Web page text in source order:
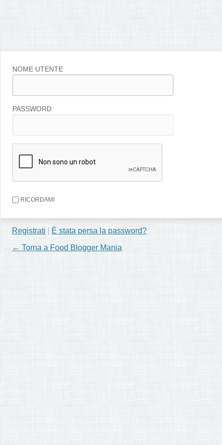
NOME UTENTE
PASSWORD
RICORDAMI
Registrati
È stata persa la password?
← Torna a Food Blogger Mania